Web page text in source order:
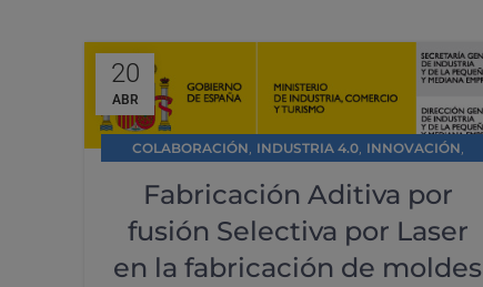
20
ABR
COLABORACIÓN, INDUSTRIA 4.0, INNOVACIÓN,
Fabricación Aditiva por
fusión Selectiva por Laser
en la fabricación de moldes